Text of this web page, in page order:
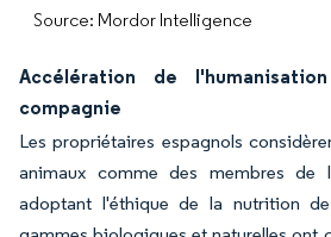
Source: Mordor Intelligence
Accélération de
compagnie
Les propriétaires espagnols
animaux comme des membres de
adoptant l'éthique de la nutrition